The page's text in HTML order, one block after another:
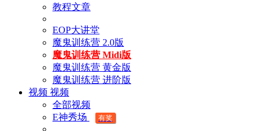
教程文章
EOP大讲堂
魔鬼训练营 2.0版
魔鬼训练营 Midi版
魔鬼训练营 黄金版
魔鬼训练营 进阶版
视频 视频
全部视频
E神秀场
有奖